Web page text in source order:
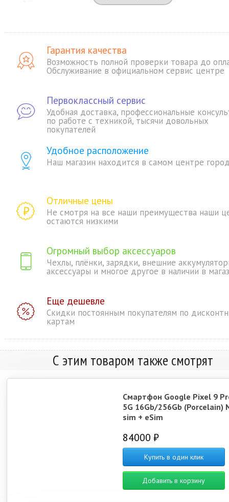
Гарантия качества
Возможность полной проверки товара до
Обслуживание в официальном сервис центре
Первоклассный сервис
Удобная доставка, профессиональные
по работе с техникой, тысячи довольных
покупателей
Удобное расположение
Наш магазин находится в самом центре
Отличные цены
Не смотря на все наши преимущества наши
остаются низкими
Огромный выбор аксессуаров
Чехлы, плёнки, зарядки, внешние
аксессуары и многое другое в наличии в
Еще дешевле
Скидки постоянным покупателям по
картам
С этим товаром также смотрят
Смартфон Google Pixel 9
5G 16Gb/256Gb (Porcelain)
sim + eSim
84000 ₽
Купить в один клик
Добавить в корзину